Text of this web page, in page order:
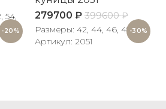
-20%
54,
-30%
279700 ₽ 399600₽
Размеры: 42, 44, 46, 48, 50
Артикул: 2051